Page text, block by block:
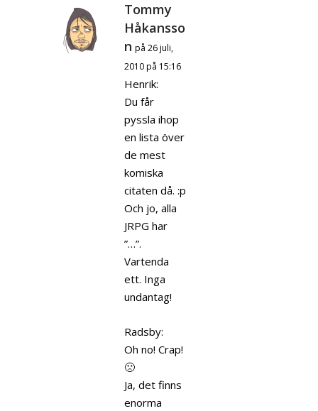
Tommy
Håkansso
n på 26 juli,
2010 på 15:16
Henrik:
Du får
pyssla ihop
en lista över
de mest
komiska
citaten då. :p
Och jo, alla
JRPG har
”…”.
Vartenda
ett. Inga
undantag!
Radsby:
Oh no! Crap!
🙁
Ja, det finns
enorma